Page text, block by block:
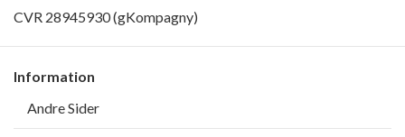
CVR 28945930 (gKompagny)
Information
Andre Sider